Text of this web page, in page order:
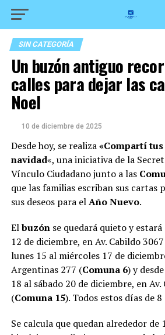
SIN CATEGORÍA
Un buzón antiguo
calles para dejar las
Noel
10 de diciembre de 2025
Desde hoy, se realiza«Compartí tus
navidad«, una iniciativa de la
Vínculo Ciudadano junto a las
que las familias escriban sus cartas
sus deseos para elAño Nuevo.
Elbuzónse quedará quieto y estará
12 de diciembre, en Av. Cabildo
lunes 15 al miércoles 17 de
Argentinas 277 (Comuna 6) y
18 al sábado 20 de diciembre, en
(Comuna 15). Todos estos días de 8
Se calcula que quedan alrededor de